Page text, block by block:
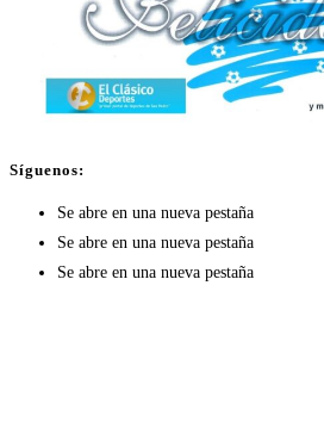
Síguenos:
Se abre en una nueva pestaña
Se abre en una nueva pestaña
Se abre en una nueva pestaña